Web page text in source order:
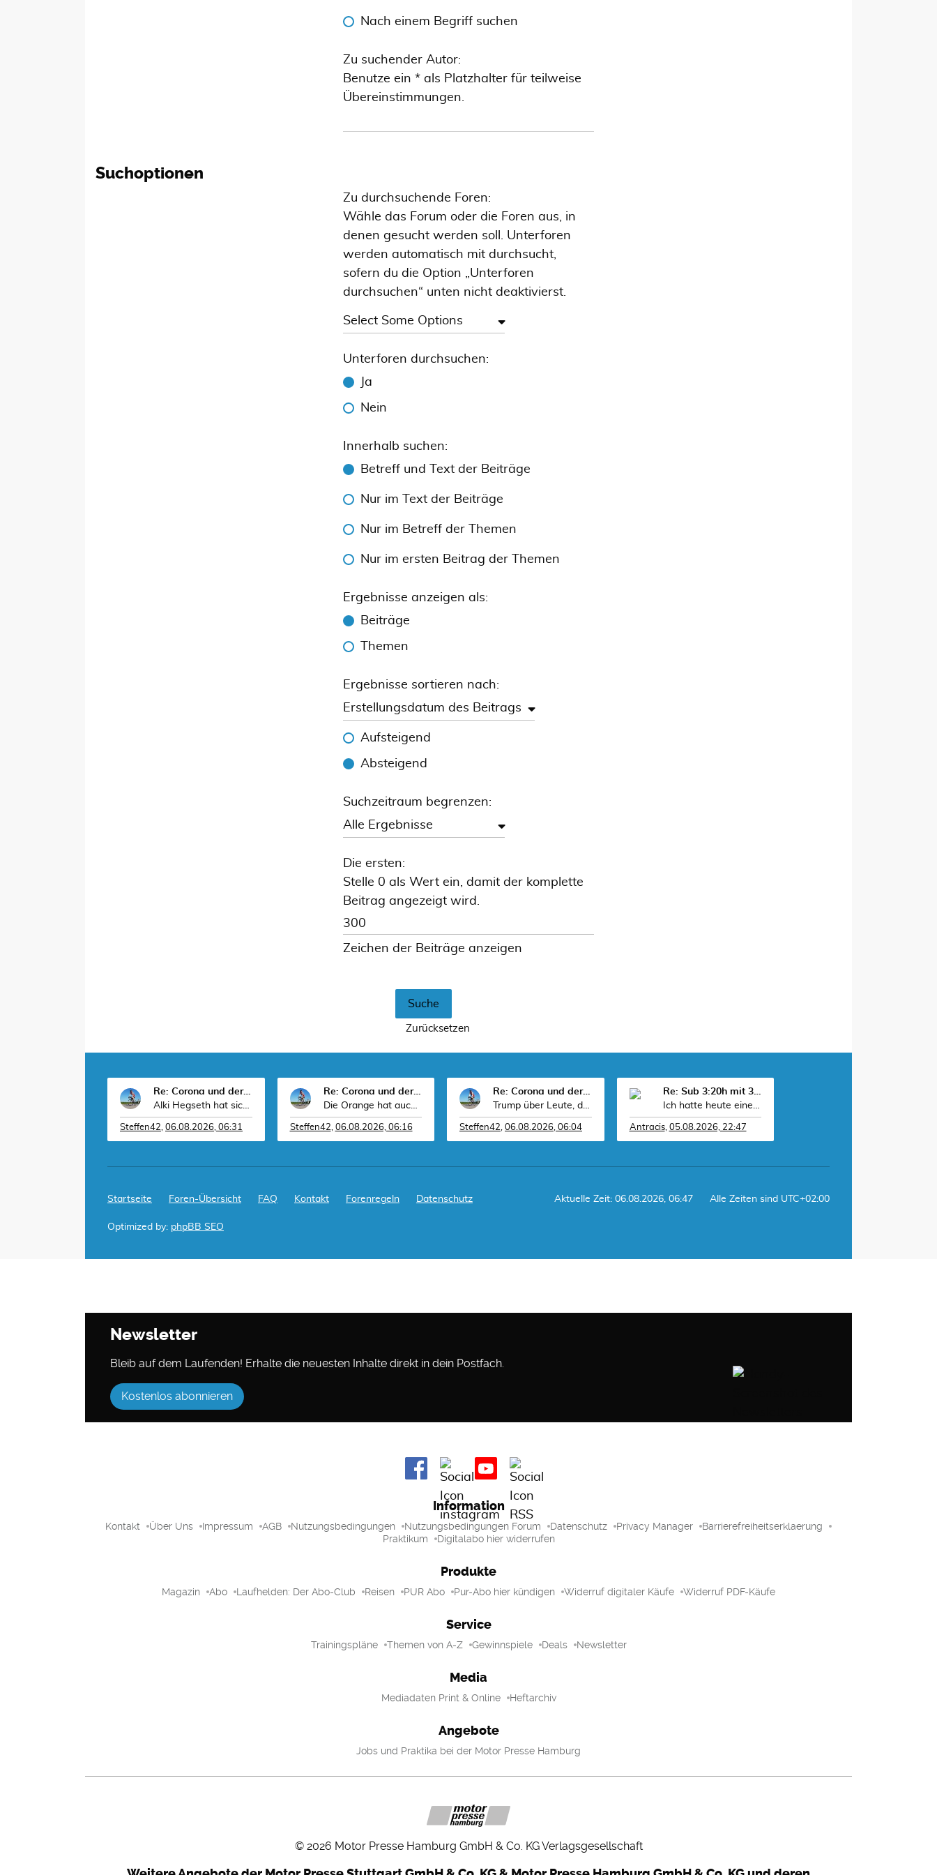
Nach einem Begriff suchen
Zu suchender Autor:
Benutze ein * als Platzhalter für teilweise
Übereinstimmungen.
Suchoptionen
Zu durchsuchende Foren:
Wähle das Forum oder die Foren aus, in
denen gesucht werden soll. Unterforen
werden automatisch mit durchsucht,
sofern du die Option „Unterforen
durchsuchen“ unten nicht deaktivierst.
Unterforen durchsuchen:
Ja
Nein
Innerhalb suchen:
Betreff und Text der Beiträge
Nur im Text der Beiträge
Nur im Betreff der Themen
Nur im ersten Beitrag der Themen
Ergebnisse anzeigen als:
Beiträge
Themen
Ergebnisse sortieren nach:
Erstellungsdatum des Beitrags
Aufsteigend
Absteigend
Suchzeitraum begrenzen:
Alle Ergebnisse
Die ersten:
Stelle 0 als Wert ein, damit der komplette
Beitrag angezeigt wird.
Zeichen der Beiträge anzeigen
Re: Corona und der Sport
Alki Hegseth hat sich den Zorn der Orange zugezoge
Steffen42, 06.08.2026, 06:31
Re: Corona und der Sport
Die Orange hat auch ein neues Toupet/Haarteil. Das
Steffen42, 06.08.2026, 06:16
Re: Corona und der Sport
Trump über Leute, die Elektroautos fahren: Sie hab
Steffen42, 06.08.2026, 06:04
Re: Sub 3:20h mit 3-4 mal Training die Woche machb
Ich hatte heute einen langen Trailrun. 2h:20min
Antracis, 05.08.2026, 22:47
Startseite Foren-Übersicht FAQ Kontakt Forenregeln Datenschutz Alle Zeiten sind UTC+02:00
Aktuelle Zeit: 06.08.2026, 06:47
Optimized by: phpBB SEO
Newsletter
Bleib auf dem Laufenden! Erhalte die neuesten Inhalte direkt in dein Postfach.
Kostenlos abonnieren
Information
Kontakt Über Uns Impressum AGB Nutzungsbedingungen Nutzungsbedingungen Forum Datenschutz Privacy Manager
Barrierefreiheitserklaerung
Praktikum
Digitalabo hier widerrufen
Produkte
Magazin Abo Laufhelden: Der Abo-Club Reisen PUR Abo Pur-Abo hier kündigen Widerruf digitaler Käufe Widerruf PDF-Käufe
Service
Trainingspläne Themen von A-Z Gewinnspiele Deals Newsletter
Media
Mediadaten Print & Online Heftarchiv
Angebote
Jobs und Praktika bei der Motor Presse Hamburg
© 2026 Motor Presse Hamburg GmbH & Co. KG Verlagsgesellschaft